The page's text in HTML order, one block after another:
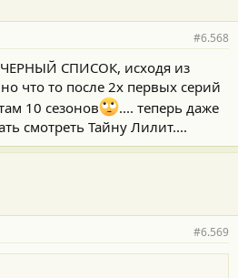
#6.568
СПИСОК, исходя из
что то после 2х первых серий
10 сезонов
.... теперь даже
смотреть Тайну Лилит....
#6.569